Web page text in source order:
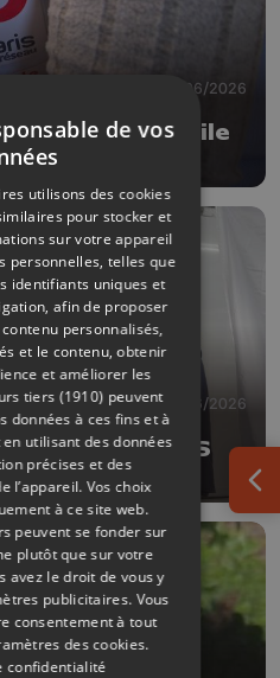
15/06/2026
à domicile
03/06/2026
dépistage PFAS
de vos
utilisons des cookies
pour stocker et
sur votre appareil
personnelles, telles que
identifiants uniques et
afin de proposer
personnalisés,
et le contenu, obtenir
et améliorer les
tiers (1910) peuvent
données à ces fins et à
utilisant des données
précises et des
l’appareil. Vos choix
à ce site web.
peuvent se fonder sur
plutôt que sur votre
avez le droit de vous y
publicitaires. Vous
consentement à tout
des cookies.
confidentialité